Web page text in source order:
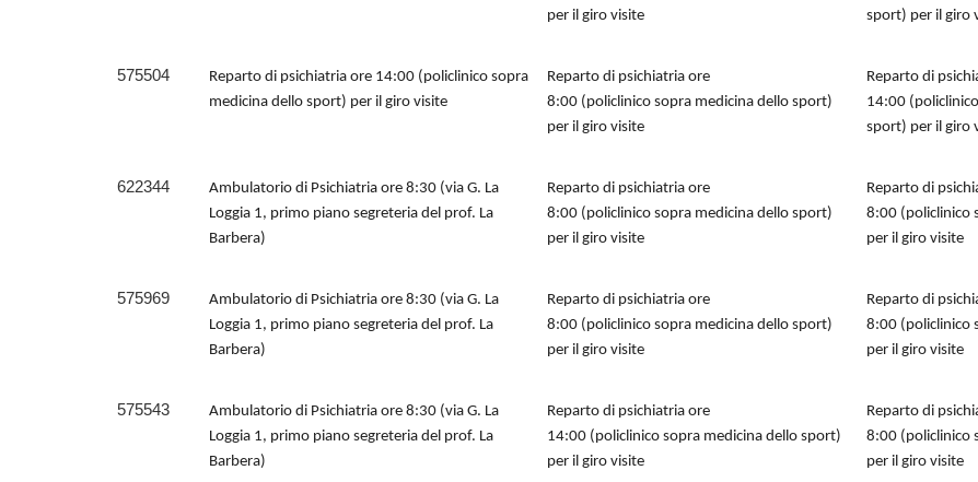
per il giro visite
sport) per il giro
575504
Reparto di psichiatria ore 14:00 (policlinico sopra
medicina dello sport) per il giro visite
Reparto di psichiatria ore
8:00 (policlinico sopra medicina dello sport)
per il giro visite
Reparto di
14:00
sport) per il giro
622344
Ambulatorio di Psichiatria ore 8:30 (via G. La
Loggia 1, primo piano segreteria del prof. La
Barbera)
Reparto di psichiatria ore
8:00 (policlinico sopra medicina dello sport)
per il giro visite
Reparto di
8:00 (policlinico
per il giro visite
575969
Ambulatorio di Psichiatria ore 8:30 (via G. La
Loggia 1, primo piano segreteria del prof. La
Barbera)
Reparto di psichiatria ore
8:00 (policlinico sopra medicina dello sport)
per il giro visite
Reparto di
8:00 (policlinico
per il giro visite
575543
Ambulatorio di Psichiatria ore 8:30 (via G. La
Loggia 1, primo piano segreteria del prof. La
Barbera)
Reparto di psichiatria ore
14:00 (policlinico sopra medicina dello sport)
per il giro visite
Reparto di
8:00 (policlinico
per il giro visite